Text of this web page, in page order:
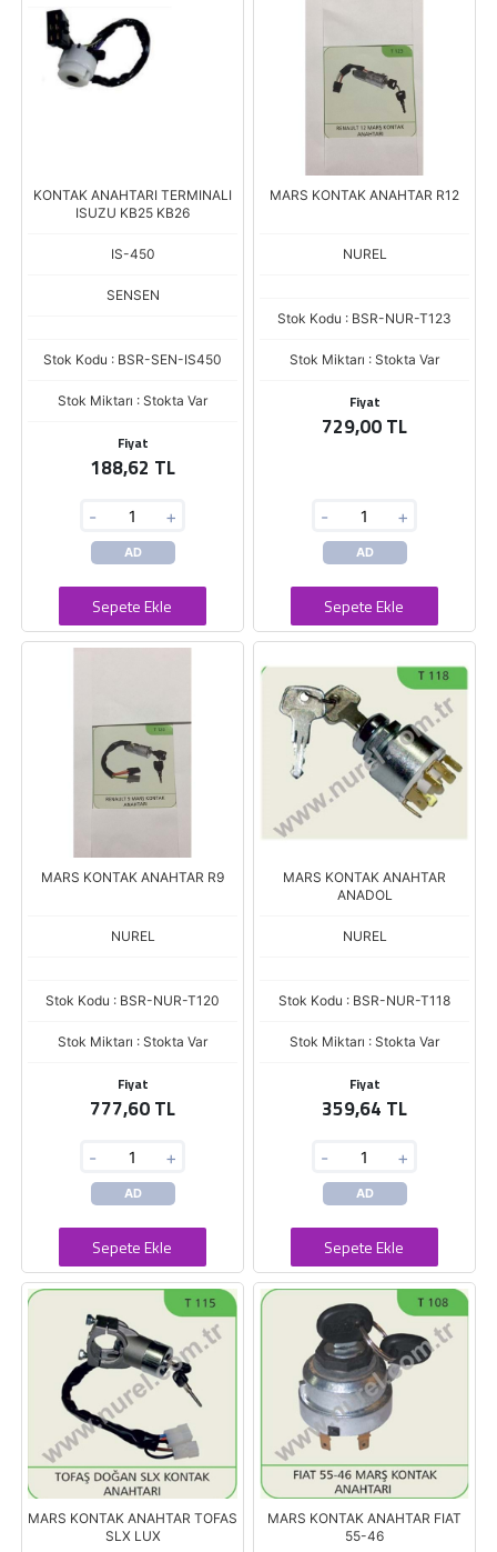
KONTAK ANAHTARI TERMINALI
ISUZU KB25 KB26
IS-450
SENSEN
Stok Kodu : BSR-SEN-IS450
Stok Miktarı : Stokta Var
Fiyat
188,62 TL
- +
AD
Sepete Ekle
MARS KONTAK ANAHTAR R12
NUREL
Stok Kodu : BSR-NUR-T123
Stok Miktarı : Stokta Var
Fiyat
729,00 TL
- +
AD
Sepete Ekle
MARS KONTAK ANAHTAR R9
NUREL
Stok Kodu : BSR-NUR-T120
Stok Miktarı : Stokta Var
Fiyat
777,60 TL
- +
AD
Sepete Ekle
MARS KONTAK ANAHTAR
ANADOL
NUREL
Stok Kodu : BSR-NUR-T118
Stok Miktarı : Stokta Var
Fiyat
359,64 TL
- +
AD
Sepete Ekle
MARS KONTAK ANAHTAR TOFAS
SLX LUX
MARS KONTAK ANAHTAR FIAT
55-46